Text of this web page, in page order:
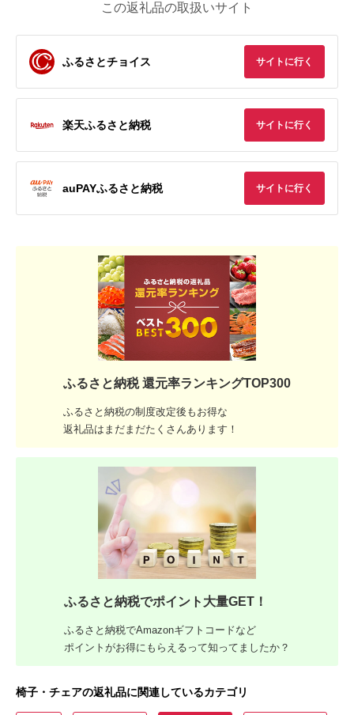
この返礼品の取扱いサイト
ふるさとチョイス サイトに行く
楽天ふるさと納税 サイトに行く
auPAYふるさと納税 サイトに行く
ふるさと納税 還元率ランキングTOP300
ふるさと納税の制度改定後もお得な
返礼品はまだまだたくさんあります！
ふるさと納税でポイント大量GET！
ふるさと納税でAmazonギフトコードなど
ポイントがお得にもらえるって知ってましたか？
椅子・チェアの返礼品に関連しているカテゴリ